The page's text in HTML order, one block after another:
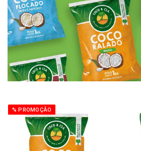
% PROMOÇÃO